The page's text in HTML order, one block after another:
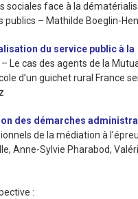
sociales face à la
publics – Mathilde Boeglin-
du service public à la
– Le cas des agents de la
d’un guichet rural France
des démarches
de la médiation à
, Anne-Sylvie Pharabod,
: